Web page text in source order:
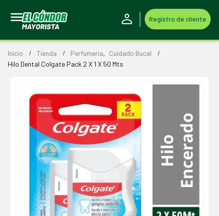
Registro de cliente
Inicio Tienda Perfumería, Cuidado Bucal
Hilo Dental Colgate Pack 2 X 1 X 50 Mts